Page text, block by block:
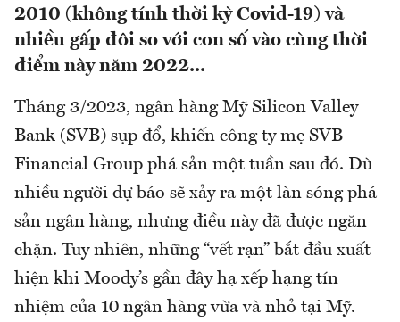
2010 (không tính thời kỳ Covid-19) và
nhiều gấp đôi so với con số vào cùng thời
điểm này năm 2022...
Tháng 3/2023, ngân hàng Mỹ Silicon Valley
Bank (SVB) sụp đổ, khiến công ty mẹ SVB
Financial Group phá sản một tuần sau đó. Dù
nhiều người dự báo sẽ xảy ra một làn sóng phá
sản ngân hàng, nhưng điều này đã được ngăn
chặn. Tuy nhiên, những “vết rạn” bắt đầu xuất
hiện khi Moody’s gần đây hạ xếp hạng tín
nhiệm của 10 ngân hàng vừa và nhỏ tại Mỹ.